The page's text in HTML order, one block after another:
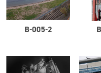
B-005-2